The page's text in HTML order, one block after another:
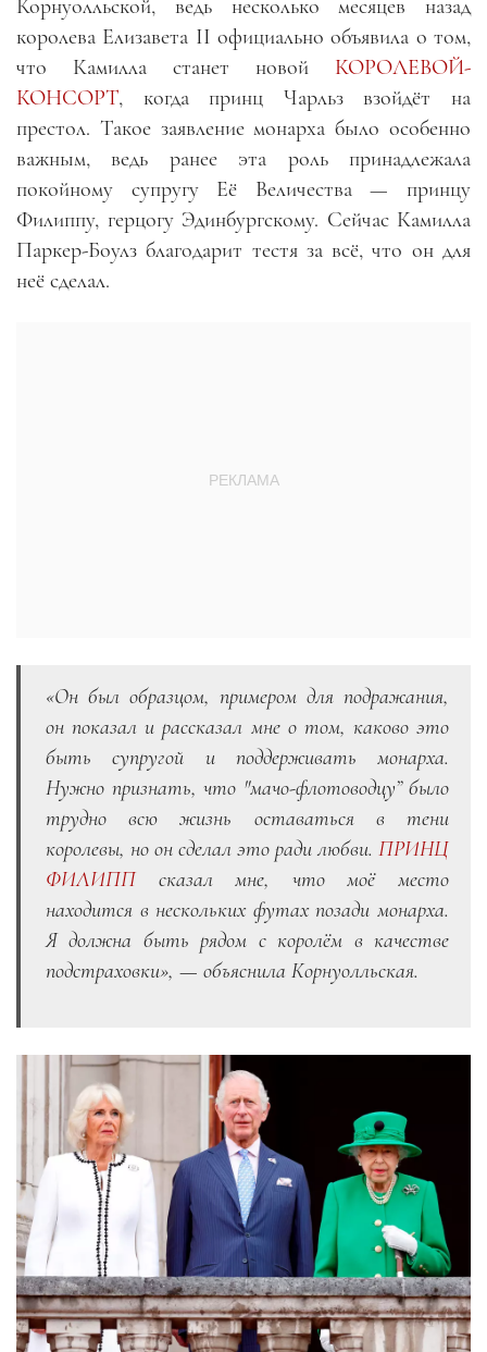
Корнуолльской, ведь несколько месяцев назад
королева Елизавета II официально объявила о том,
что Камилла станет новой КОРОЛЕВОЙ-
КОНСОРТ, когда принц Чарльз взойдёт на
престол. Такое заявление монарха было особенно
важным, ведь ранее эта роль принадлежала
покойному супругу Её Величества — принцу
Филиппу, герцогу Эдинбургскому. Сейчас Камилла
Паркер-Боулз благодарит тестя за всё, что он для
неё сделал.
«Он был образцом, примером для подражания,
он показал и рассказал мне о том, каково это
быть супругой и поддерживать монарха.
Нужно признать, что "мачо-флотоводцу” было
трудно всю жизнь оставаться в тени
королевы, но он сделал это ради любви. ПРИНЦ
ФИЛИПП сказал мне, что моё место
находится в нескольких футах позади монарха.
Я должна быть рядом с королём в качестве
подстраховки», — объяснила Корнуолльская.